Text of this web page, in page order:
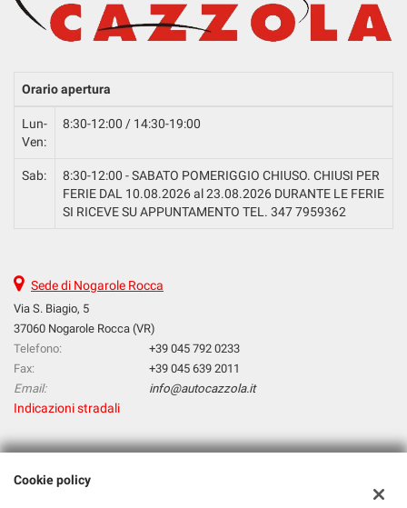
Orario apertura
Lun-
Ven:
8:30-12:00 / 14:30-19:00
Sab:
8:30-12:00 - SABATO POMERIGGIO CHIUSO. CHIUSI PER
FERIE DAL 10.08.2026 al 23.08.2026 DURANTE LE FERIE
SI RICEVE SU APPUNTAMENTO TEL. 347 7959362
Sede di Nogarole Rocca
Via S. Biagio, 5
37060 Nogarole Rocca (VR)
Telefono:
+39 045 792 0233
Fax:
+39 045 639 2011
Email:
info@autocazzola.it
Indicazioni stradali
Dati fiscali:
Cookie policy